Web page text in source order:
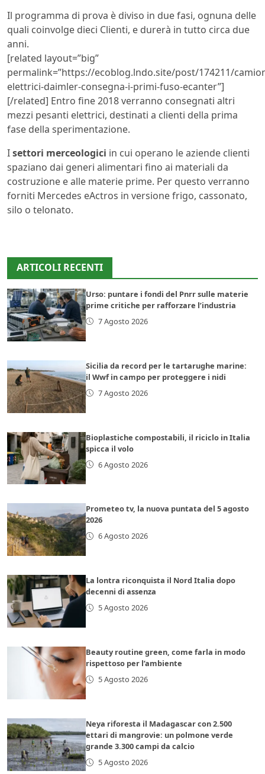
Il programma di prova è diviso in due fasi, ognuna delle
quali coinvolge dieci Clienti, e durerà in tutto circa due
anni.
[related layout=”big”
permalink=”https://ecoblog.lndo.site/post/174211/
elettrici-daimler-consegna-i-primi-fuso-ecanter”]
[/related] Entro fine 2018 verranno consegnati altri
mezzi pesanti elettrici, destinati a clienti della prima
fase della sperimentazione.
Isettori merceologici in cui operano le aziende clienti
spaziano dai generi alimentari fino ai materiali da
costruzione e alle materie prime. Per questo verranno
forniti Mercedes eActros in versione frigo, cassonato,
silo o telonato.
ARTICOLI RECENTI
Urso: puntare i fondi del Pnrr sulle materie
prime critiche per rafforzare l’industria
7 Agosto 2026
Sicilia da record per le tartarughe marine:
il Wwf in campo per proteggere i nidi
7 Agosto 2026
Bioplastiche compostabili, il riciclo in Italia
spicca il volo
6 Agosto 2026
Prometeo tv, la nuova puntata del 5 agosto
2026
6 Agosto 2026
La lontra riconquista il Nord Italia dopo
decenni di assenza
5 Agosto 2026
Beauty routine green, come farla in modo
rispettoso per l’ambiente
5 Agosto 2026
Neya riforesta il Madagascar con 2.500
ettari di mangrovie: un polmone verde
grande 3.300 campi da calcio
5 Agosto 2026